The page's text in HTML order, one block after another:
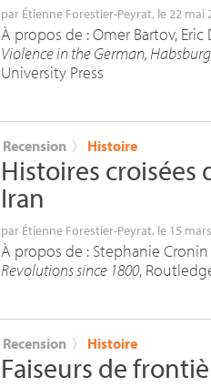
par Étienne Forestier-Peyrat, le 22 mai
À propos de : Omer Bartov, Eric
Violence in the German,
University Press
Recension 〉 Histoire
Histoires croisées
Iran
par Étienne Forestier-Peyrat, le 15
À propos de : Stephanie Cronin
Revolutions since 1800,
Recension 〉 Histoire
Faiseurs de